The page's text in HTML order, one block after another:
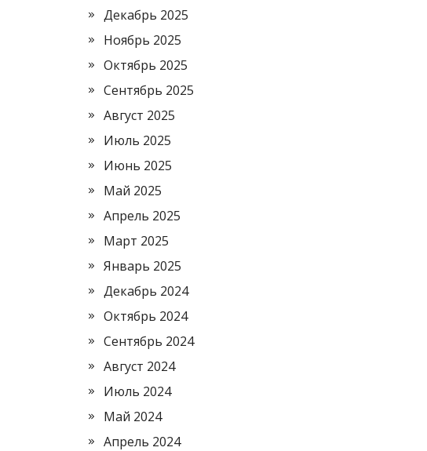
Декабрь 2025
Ноябрь 2025
Октябрь 2025
Сентябрь 2025
Август 2025
Июль 2025
Июнь 2025
Май 2025
Апрель 2025
Март 2025
Январь 2025
Декабрь 2024
Октябрь 2024
Сентябрь 2024
Август 2024
Июль 2024
Май 2024
Апрель 2024